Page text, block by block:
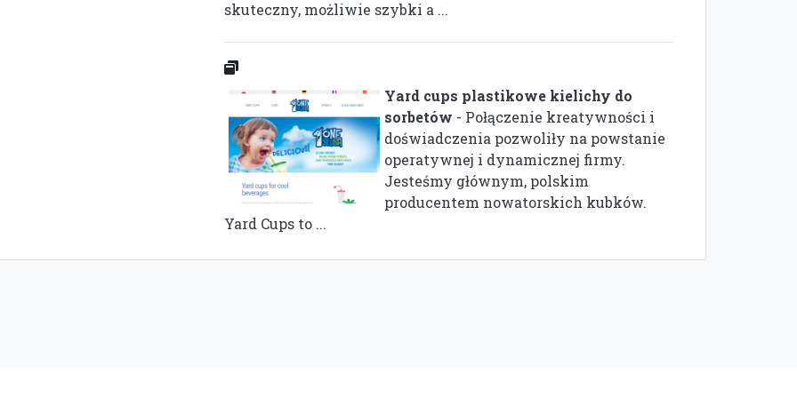
skuteczny, możliwie szybki a ...
Yard cups plastikowe kielichy do
sorbetów - Połączenie kreatywności i
doświadczenia pozwoliły na powstanie
operatywnej i dynamicznej firmy.
Jesteśmy głównym, polskim
producentem nowatorskich kubków.
Yard Cups to ...